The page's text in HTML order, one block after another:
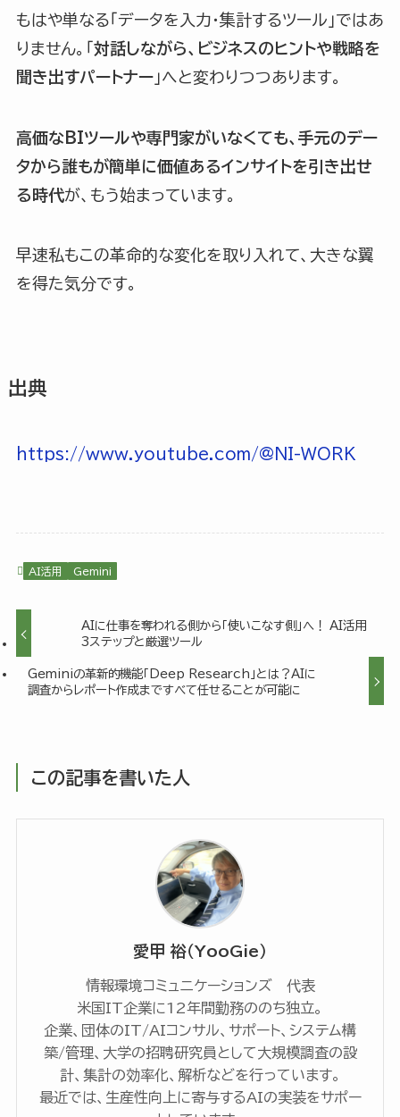
もはや単なる「データを入力・集計するツール」ではあ
りません。「 対話しながら、ビジネスのヒントや戦略を
聞き出すパートナー」へと変わりつつあります。
高価なBIツールや専門家がいなくても、手元のデー
タから誰もが簡単に価値あるインサイトを引き出せ
る時代が、もう始まっています。
早速私もこの革命的な変化を取り入れて、大きな翼
を得た気分です。
出典
https://www.youtube.com/@NI-WORK
AI活用 Gemini
AIに仕事を奪われる側から「使いこなす側」へ！ AI活用
3ステップと厳選ツール
Geminiの革新的機能「Deep Research」とは？AIに
調査からレポート作成まですべて任せることが可能に
この記事を書いた人
愛甲 裕（YooGie）
情報環境コミュニケーションズ 代表
米国IT企業に12年間勤務ののち独立。
企業、団体のIT/AIコンサル、サポート、システム構
築/管理、大学の招聘研究員として大規模調査の設
計、集計の効率化、解析などを行っています。
最近では、生産性向上に寄与するAIの実装をサポー